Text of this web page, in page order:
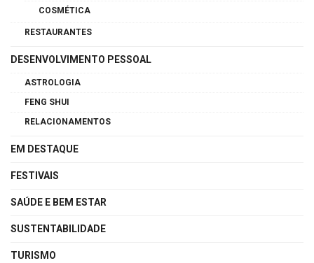
COSMÉTICA
RESTAURANTES
DESENVOLVIMENTO PESSOAL
ASTROLOGIA
FENG SHUI
RELACIONAMENTOS
EM DESTAQUE
FESTIVAIS
SAÚDE E BEM ESTAR
SUSTENTABILIDADE
TURISMO